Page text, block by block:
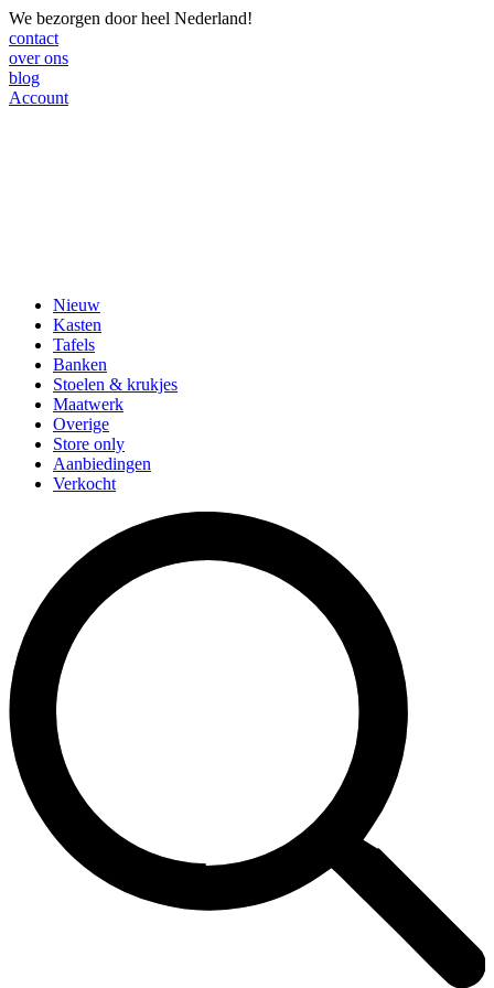
We bezorgen door heel Nederland!
contact
over ons
blog
Account
Nieuw
Kasten
Tafels
Banken
Stoelen & krukjes
Maatwerk
Overige
Store only
Aanbiedingen
Verkocht